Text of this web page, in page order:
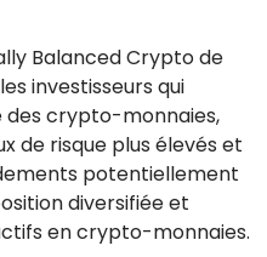
Balanced Crypto de
investisseurs qui
des crypto-monnaies,
de risque plus élevés et
potentiellement
diversifiée et
en crypto-monnaies.